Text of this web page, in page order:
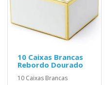
10 Caixas Brancas
Rebordo Dourado
10 Caixas Brancas